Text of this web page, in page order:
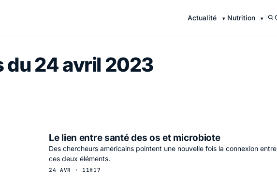
Actualité Nutrition /
du 24 avril 2023
Le lien entre santé des os et microbiote
Des chercheurs américains pointent une nouvelle fois la connexion entre
ces deux éléments.
24 AVR · 11H17